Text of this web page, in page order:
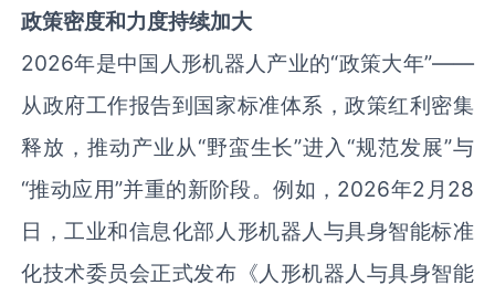
政策密度和力度持续加大
2026年是中国人形机器人产业的“政策大年”——
从政府工作报告到国家标准体系，政策红利密集
释放，推动产业从“野蛮生长”进入“规范发展”与
“推动应用”并重的新阶段。例如，2026年2月28
日，工业和信息化部人形机器人与具身智能标准
化技术委员会正式发布《人形机器人与具身智能